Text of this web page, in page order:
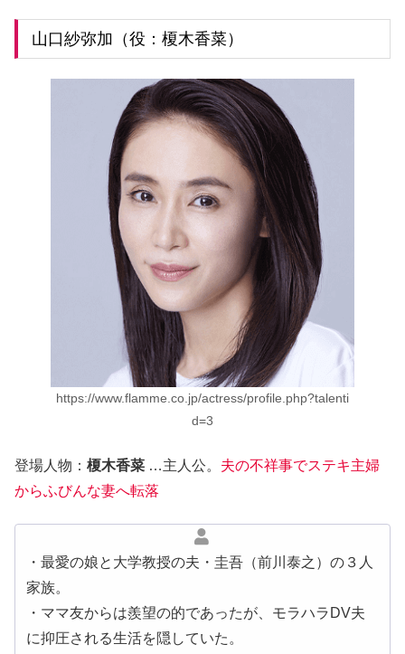
山口紗弥加（役：榎木香菜）
https://www.flamme.co.jp/actress/profile.php?talenti
d=3
登場人物： 榎木香菜 …主人公。 夫の不祥事でステキ主婦
からふびんな妻へ転落
・最愛の娘と大学教授の夫・圭吾（前川泰之）の３人
家族。
・ママ友からは羨望の的であったが、モラハラDV夫
に抑圧される生活を隠していた。